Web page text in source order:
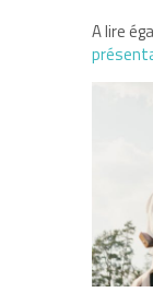
A lire